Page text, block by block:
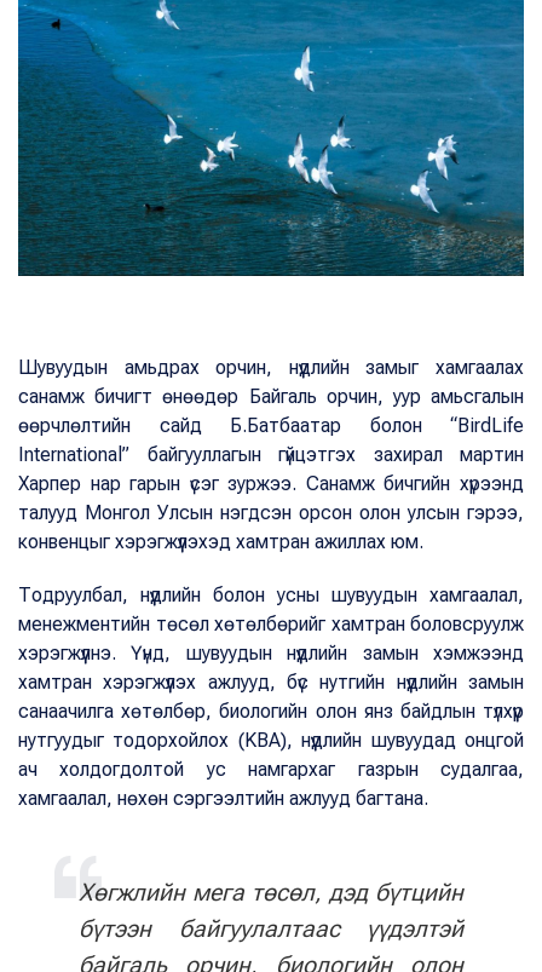
Шувуудын амьдрах орчин, нүүдлийн замыг хамгаалах
санамж бичигт өнөөдөр Байгаль орчин, уур амьсгалын
өөрчлөлтийн сайд Б.Батбаатар болон “BirdLife
International” байгууллагын гүйцэтгэх захирал мартин
Харпер нар гарын үсэг зуржээ. Санамж бичгийн хүрээнд
талууд Монгол Улсын нэгдсэн орсон олон улсын гэрээ,
конвенцыг хэрэгжүүлэхэд хамтран ажиллах юм.
Тодруулбал, нүүдлийн болон усны шувуудын хамгаалал,
менежментийн төсөл хөтөлбөрийг хамтран боловсруулж
хэрэгжүүлнэ. Үүнд, шувуудын нүүдлийн замын хэмжээнд
хамтран хэрэгжүүлэх ажлууд, бүс нутгийн нүүдлийн замын
санаачилга хөтөлбөр, биологийн олон янз байдлын түлхүүр
нутгуудыг тодорхойлох (KBA), нүүдлийн шувуудад онцгой
ач холдогдолтой ус намгархаг газрын судалгаа,
хамгаалал, нөхөн сэргээлтийн ажлууд багтана.
Хөгжлийн мега төсөл, дэд бүтцийн
бүтээн байгуулалтаас үүдэлтэй
байгаль орчин, биологийн олон